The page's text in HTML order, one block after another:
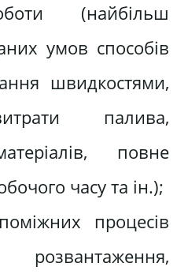
(найбільш
умов способів
швидкостями,
палива,
повне
часу та ін.);
процесів
розвантаження,